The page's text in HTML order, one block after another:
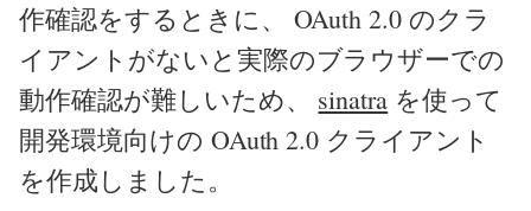
作確認をするときに、 OAuth 2.0 のクラ
イアントがないと実際のブラウザーでの
動作確認が難しいため、 sinatra を使って
開発環境向けの OAuth 2.0 クライアント
を作成しました。